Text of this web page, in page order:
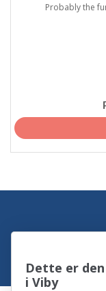
Probably the
Dette er
i Viby